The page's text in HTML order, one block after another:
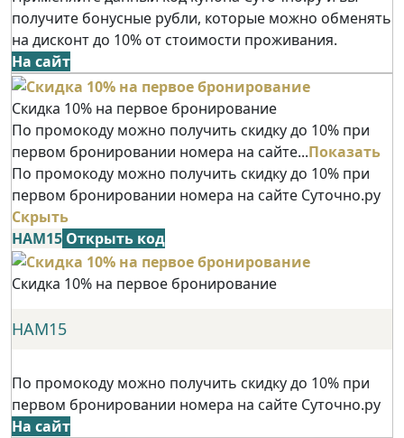
получите бонусные рубли, которые можно обменять
на дисконт до 10% от стоимости проживания.
На сайт
Скидка 10% на первое бронирование
По промокоду можно получить скидку до 10% при
первом бронировании номера на сайте...Показать
По промокоду можно получить скидку до 10% при
первом бронировании номера на сайте Суточно.ру
Скрыть
НАМ15 Открыть код
Скидка 10% на первое бронирование
НАМ15
По промокоду можно получить скидку до 10% при
первом бронировании номера на сайте Суточно.ру
На сайт